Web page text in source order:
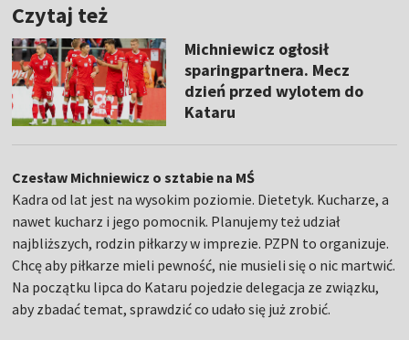
Czytaj też
Michniewicz ogłosił
sparingpartnera. Mecz
dzień przed wylotem do
Kataru
Czesław Michniewicz o sztabie na MŚ
Kadra od lat jest na wysokim poziomie. Dietetyk. Kucharze, a
nawet kucharz i jego pomocnik. Planujemy też udział
najbliższych, rodzin piłkarzy w imprezie. PZPN to organizuje.
Chcę aby piłkarze mieli pewność, nie musieli się o nic martwić.
Na początku lipca do Kataru pojedzie delegacja ze związku,
aby zbadać temat, sprawdzić co udało się już zrobić.